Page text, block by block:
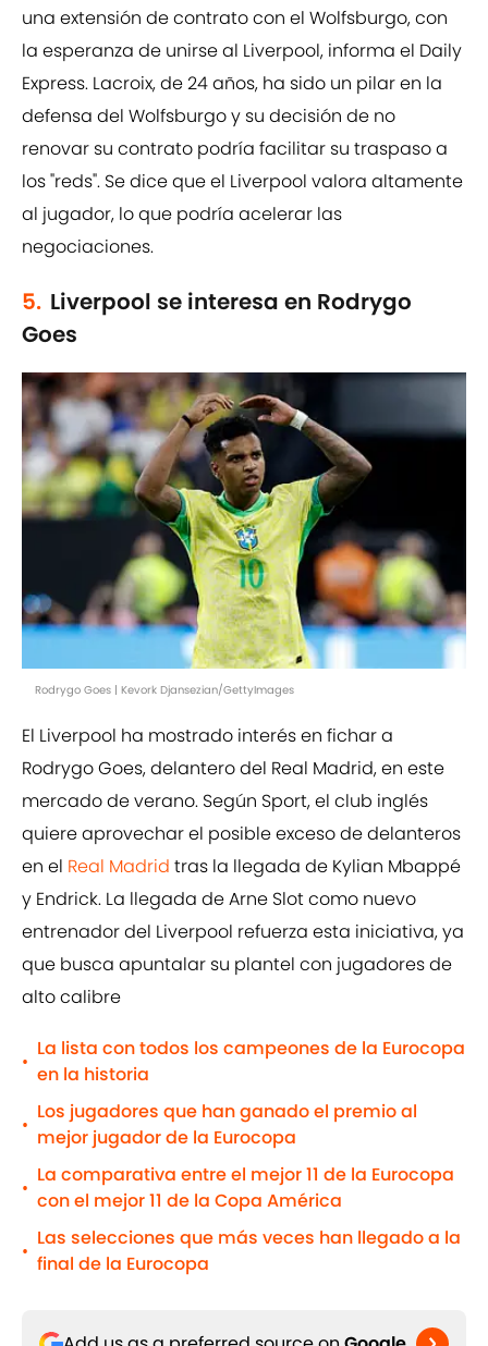
una extensión de contrato con el Wolfsburgo, con
la esperanza de unirse al Liverpool, informa el Daily
Express. Lacroix, de 24 años, ha sido un pilar en la
defensa del Wolfsburgo y su decisión de no
renovar su contrato podría facilitar su traspaso a
los "reds". Se dice que el Liverpool valora altamente
al jugador, lo que podría acelerar las
negociaciones.
5. Liverpool se interesa en Rodrygo
Goes
Rodrygo Goes | Kevork Djansezian/GettyImages
El Liverpool ha mostrado interés en fichar a
Rodrygo Goes, delantero del Real Madrid, en este
mercado de verano. Según Sport, el club inglés
quiere aprovechar el posible exceso de delanteros
en el Real Madrid tras la llegada de Kylian Mbappé
y Endrick. La llegada de Arne Slot como nuevo
entrenador del Liverpool refuerza esta iniciativa, ya
que busca apuntalar su plantel con jugadores de
alto calibre
•
La lista con todos los campeones de la Eurocopa
en la historia
•
Los jugadores que han ganado el premio al
mejor jugador de la Eurocopa
•
La comparativa entre el mejor 11 de la Eurocopa
con el mejor 11 de la Copa América
•
Las selecciones que más veces han llegado a la
final de la Eurocopa